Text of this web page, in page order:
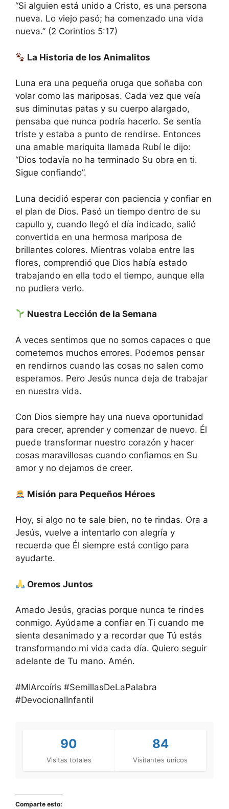
“Si alguien está unido a Cristo, es una persona
nueva. Lo viejo pasó; ha comenzado una vida
nueva.” (2 Corintios 5:17)
La Historia de los Animalitos
Luna era una pequeña oruga que soñaba con
volar como las mariposas. Cada vez que veía
sus diminutas patas y su cuerpo alargado,
pensaba que nunca podría hacerlo. Se sentía
triste y estaba a punto de rendirse. Entonces
una amable mariquita llamada Rubí le dijo:
“Dios todavía no ha terminado Su obra en ti.
Sigue confiando”.
Luna decidió esperar con paciencia y confiar en
el plan de Dios. Pasó un tiempo dentro de su
capullo y, cuando llegó el día indicado, salió
convertida en una hermosa mariposa de
brillantes colores. Mientras volaba entre las
flores, comprendió que Dios había estado
trabajando en ella todo el tiempo, aunque ella
no pudiera verlo.
Nuestra Lección de la Semana
A veces sentimos que no somos capaces o que
cometemos muchos errores. Podemos pensar
en rendirnos cuando las cosas no salen como
esperamos. Pero Jesús nunca deja de trabajar
en nuestra vida.
Con Dios siempre hay una nueva oportunidad
para crecer, aprender y comenzar de nuevo. Él
puede transformar nuestro corazón y hacer
cosas maravillosas cuando confiamos en Su
amor y no dejamos de creer.
Misión para Pequeños Héroes
Hoy, si algo no te sale bien, no te rindas. Ora a
Jesús, vuelve a intentarlo con alegría y
recuerda que Él siempre está contigo para
ayudarte.
Oremos Juntos
Amado Jesús, gracias porque nunca te rindes
conmigo. Ayúdame a confiar en Ti cuando me
sienta desanimado y a recordar que Tú estás
transformando mi vida cada día. Quiero seguir
adelante de Tu mano. Amén.
#MIArcoíris #SemillasDeLaPalabra
#DevocionalInfantil
90
Visitas totales
84
Visitantes únicos
Comparte esto: